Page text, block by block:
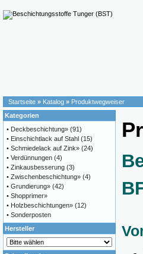
Startseite » Katalog » Produktwegweiser
Kategorien
• Deckbeschichtung» (91)
• Einschichtlack auf Stahl (15)
• Schmiedelack auf Zink» (24)
• Verdünnungen (4)
• Zinkausbesserung (3)
• Zwischenbeschichtung» (4)
• Grundierung» (42)
• Shopprimer»
• Holzbeschichtungen» (12)
• Sonderposten
Hersteller